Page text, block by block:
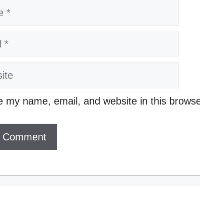
my name, email, and website in this